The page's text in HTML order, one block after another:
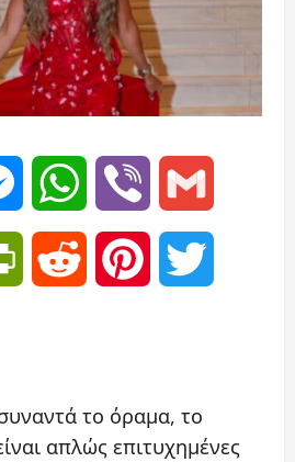
MessengerWhatsAppViber
PrintFriendly
Reddit Pinterest
το όραμα, το
απλώς επιτυχημένες